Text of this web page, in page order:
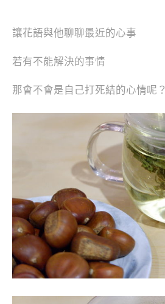
讓花語與他聊聊最近的心事
若有不能解決的事情
那會不會是自己打死結的心情呢？